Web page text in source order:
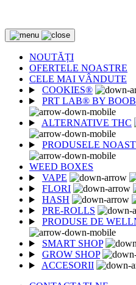
NOUTĂȚI
OFERTELE NOASTRE
CELE MAI VÂNDUTE
COOKIES®
PRT LAB® BY
ALTERNATIVE THC
PRODUSELE
WEED BOXES
VAPE
FLORI
HASH
PRE-ROLLS
PRODUSE DE
SMART SHOP
GROW SHOP
ACCESORII